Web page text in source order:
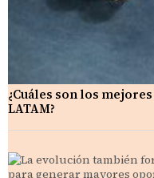
¿Cuáles son los
LATAM?